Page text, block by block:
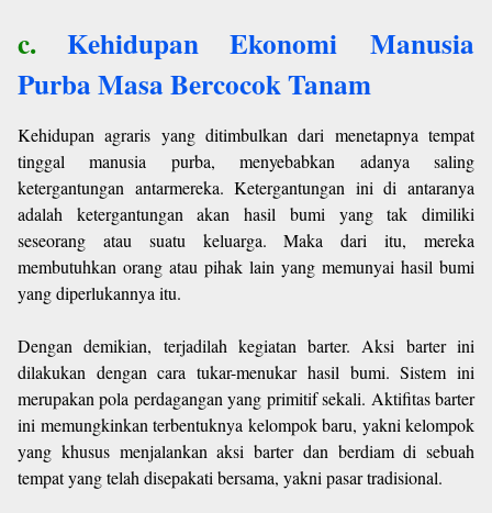
c. Kehidupan Ekonomi Manusia
Purba Masa Bercocok Tanam
Kehidupan agraris yang ditimbulkan dari menetapnya tempat
tinggal manusia purba, menyebabkan adanya saling
ketergantungan antarmereka. Ketergantungan ini di antaranya
adalah ketergantungan akan hasil bumi yang tak dimiliki
seseorang atau suatu keluarga. Maka dari itu, mereka
membutuhkan orang atau pihak lain yang memunyai hasil bumi
yang diperlukannya itu.
Dengan demikian, terjadilah kegiatan barter. Aksi barter ini
dilakukan dengan cara tukar-menukar hasil bumi. Sistem ini
merupakan pola perdagangan yang primitif sekali. Aktifitas barter
ini memungkinkan terbentuknya kelompok baru, yakni kelompok
yang khusus menjalankan aksi barter dan berdiam di sebuah
tempat yang telah disepakati bersama, yakni pasar tradisional.